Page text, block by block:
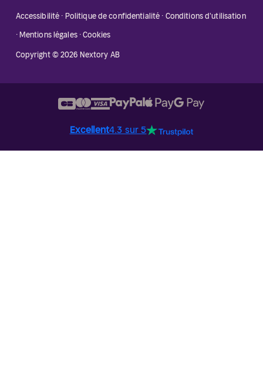
Accessibilité · Politique de confidentialité · Conditions d'utilisation
·Mentions légales·Cookies
Copyright © 2026 Nextory AB
Excellent4.3 sur 5